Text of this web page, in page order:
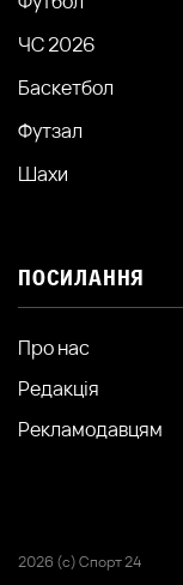
ЧС 2026
Баскетбол
Футзал
Шахи
ПОСИЛАННЯ
Про нас
Редакція
Рекламодавцям
2026 (с) Спорт 24